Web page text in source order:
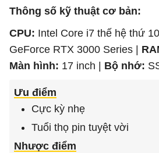
Thông số kỹ thuật cơ bản:
CPU: Intel Core i7 thế hệ thứ 10
GeForce RTX 3000 Series |
Màn hình: 17 inch | Bộ nhớ:
Ưu điểm
Cực kỳ nhẹ
Tuổi thọ pin tuyệt vời
Nhược điểm